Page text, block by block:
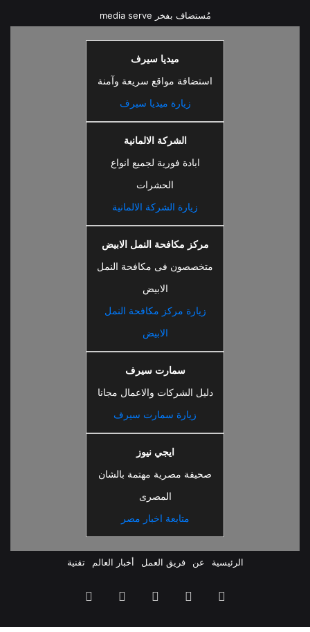
مُستضاف بفخر media serve
ميديا سيرف
استضافة مواقع سريعة وآمنة
زيارة ميديا سيرف
الشركة الالمانية
ابادة فورية لجميع انواع
الحشرات
زيارة الشركة الالمانية
مركز مكافحة النمل الابيض
متخصصون فى مكافحة النمل
الابيض
زيارة مركز مكافحة النمل
الابيض
سمارت سيرف
دليل الشركات والاعمال مجانا
زيارة سمارت سيرف
ايجي نيوز
صحيفة مصرية مهتمة بالشان
المصرى
متابعة اخبار مصر
الرئيسية عن فريق العمل أخبار العالم تقنية
ملخص فيسبوك ‫YouTube